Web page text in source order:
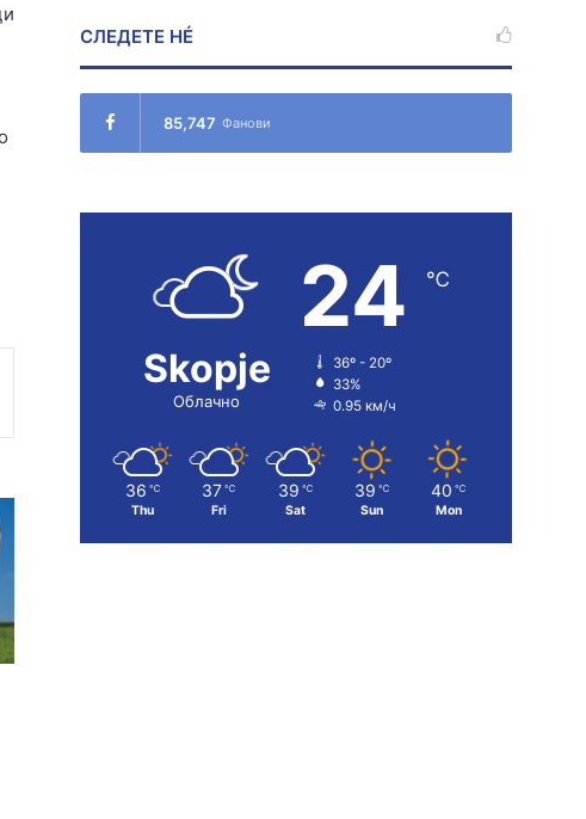
СЛЕДЕТЕ НÉ
85,747 Фанови
Skopje
Облачно
24 ℃
36º - 20º
33%
0.95 км/ч
36 ℃
Thu
37 ℃
Fri
39 ℃
Sat
39 ℃
Sun
40 ℃
Mon